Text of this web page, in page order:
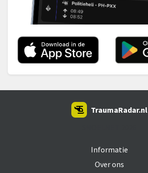
Informatie
Over ons
TraumaRadar.nl